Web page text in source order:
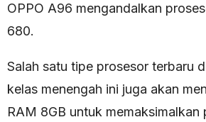
OPPO A96 mengandalkan
680.
Salah satu tipe prosesor terbaru
kelas menengah ini juga akan
RAM 8GB untuk memaksimalkan